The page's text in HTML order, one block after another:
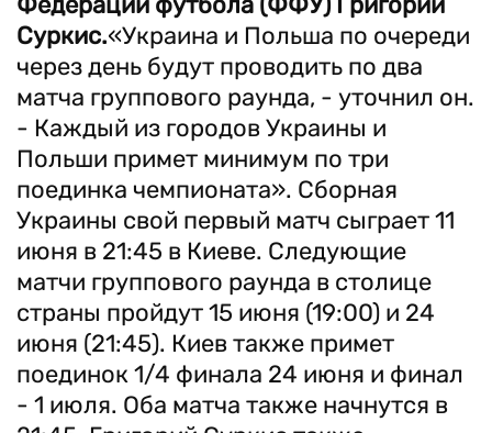
Суркис.«Украина и Польша по очереди
через день будут проводить по два
матча группового раунда, - уточнил он.
- Каждый из городов Украины и
Польши примет минимум по три
поединка чемпионата». Сборная
Украины свой первый матч сыграет 11
июня в 21:45 в Киеве. Следующие
матчи группового раунда в столице
страны пройдут 15 июня (19:00) и 24
июня (21:45). Киев также примет
поединок 1/4 финала 24 июня и финал
- 1 июля. Оба матча также начнутся в